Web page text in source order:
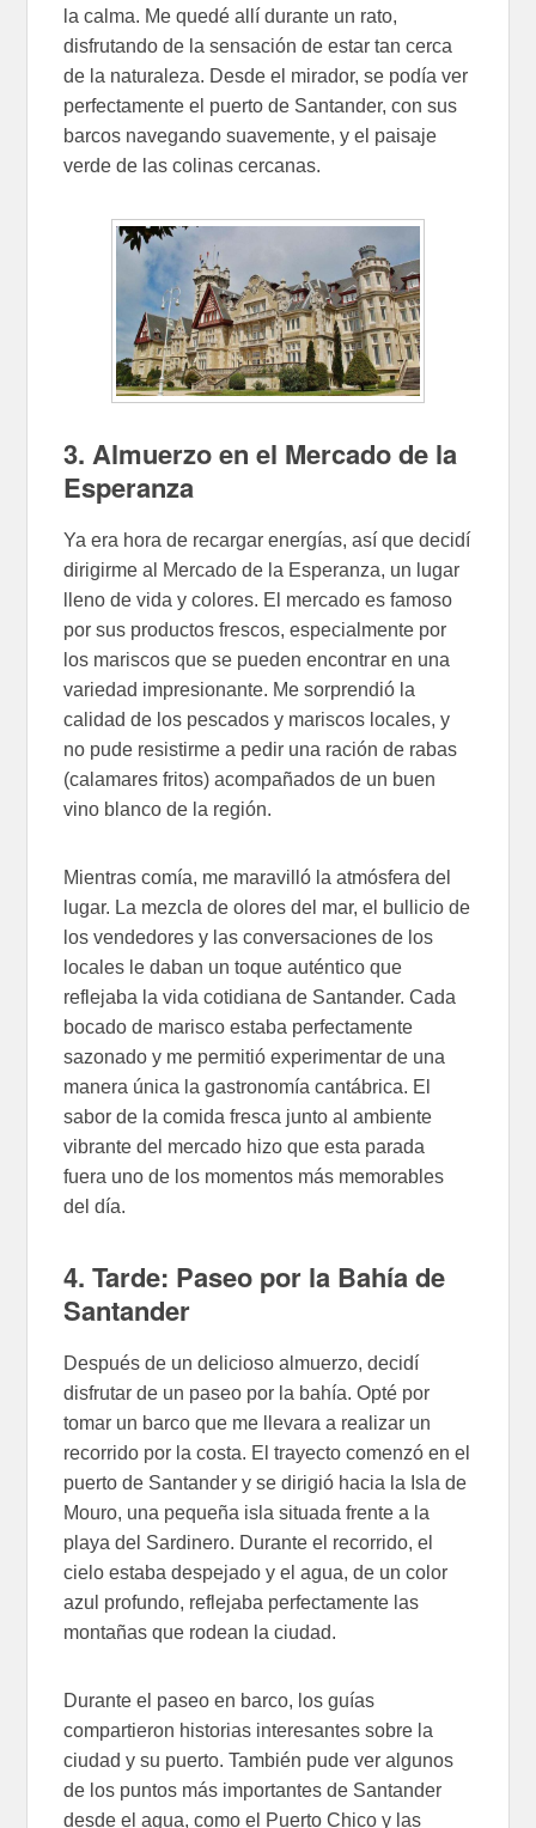
la calma. Me quedé allí durante un rato,
disfrutando de la sensación de estar tan cerca
de la naturaleza. Desde el mirador, se podía ver
perfectamente el puerto de Santander, con sus
barcos navegando suavemente, y el paisaje
verde de las colinas cercanas.
3. Almuerzo en el Mercado de la
Esperanza
Ya era hora de recargar energías, así que decidí
dirigirme al Mercado de la Esperanza, un lugar
lleno de vida y colores. El mercado es famoso
por sus productos frescos, especialmente por
los mariscos que se pueden encontrar en una
variedad impresionante. Me sorprendió la
calidad de los pescados y mariscos locales, y
no pude resistirme a pedir una ración de rabas
(calamares fritos) acompañados de un buen
vino blanco de la región.
Mientras comía, me maravilló la atmósfera del
lugar. La mezcla de olores del mar, el bullicio de
los vendedores y las conversaciones de los
locales le daban un toque auténtico que
reflejaba la vida cotidiana de Santander. Cada
bocado de marisco estaba perfectamente
sazonado y me permitió experimentar de una
manera única la gastronomía cantábrica. El
sabor de la comida fresca junto al ambiente
vibrante del mercado hizo que esta parada
fuera uno de los momentos más memorables
del día.
4. Tarde: Paseo por la Bahía de
Santander
Después de un delicioso almuerzo, decidí
disfrutar de un paseo por la bahía. Opté por
tomar un barco que me llevara a realizar un
recorrido por la costa. El trayecto comenzó en el
puerto de Santander y se dirigió hacia la Isla de
Mouro, una pequeña isla situada frente a la
playa del Sardinero. Durante el recorrido, el
cielo estaba despejado y el agua, de un color
azul profundo, reflejaba perfectamente las
montañas que rodean la ciudad.
Durante el paseo en barco, los guías
compartieron historias interesantes sobre la
ciudad y su puerto. También pude ver algunos
de los puntos más importantes de Santander
desde el agua, como el Puerto Chico y las